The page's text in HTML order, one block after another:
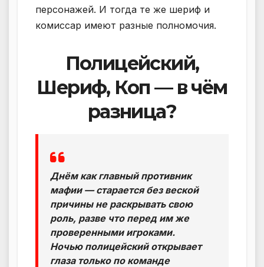
персонажей. И тогда те же шериф и
комиссар имеют разные полномочия.
Полицейский,
Шериф, Коп — в чём
разница?
Днём как главный противник
мафии — старается без веской
причины не раскрывать свою
роль, разве что перед им же
проверенными игроками.
Ночью полицейский открывает
глаза только по команде